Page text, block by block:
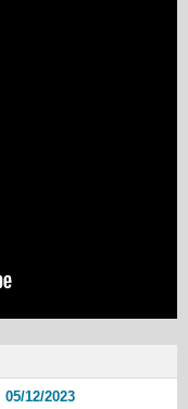
05/12/2023